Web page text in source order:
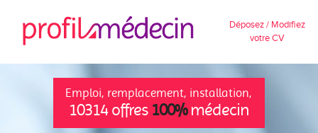
Déposez / Modifiez
votre CV
Emploi, remplacement, installation,
10314 offres 100%médecin